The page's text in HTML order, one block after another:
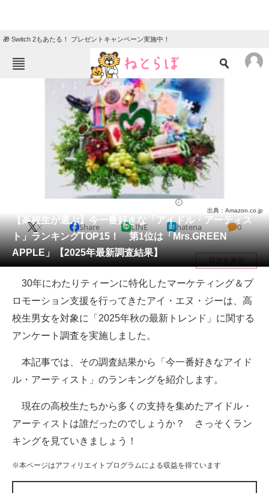
🎁 Switch 2もあたる！ プレゼントキャンペーン実施中！
ニュース
クイズ
地域
教育・育児
リサーチ
会員記事
メディア
注目記事を集めた総合ページ
ITの今と未来を見通す
スマホと通信の最新トレンド
AI活用のいまが分かる
【高校生が選ぶ】今一番好きな「アイドル・アーティス
ト」ランキングTOP15！ 第1位は「Mrs.GREEN
APPLE」【2025年最新調査結果】
出典：Amazon.co.jp
X Share LINE hatena 0
目次を表示
30年にわたりティーンに特化したマーケティング＆プ
ロモーション支援を行ってきたアイ・エヌ・ジーは、高
校生男女を対象に「2025年秋の最新トレンド」に関する
アンケート調査を実施しました。
本記事では、その調査結果から「今一番好きなアイド
ル・アーティスト」のランキングを紹介します。
現在の高校生たちから多くの支持を集めたアイドル・
アーティストは誰だったのでしょうか？ さっそくラン
キングを見ていきましょう！
※本ページはアフィリエイトプログラムによる収益を得ています